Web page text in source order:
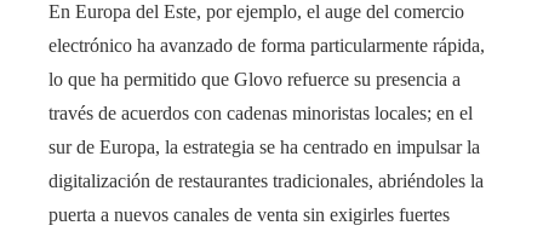
En Europa del Este, por ejemplo, el auge del comercio
electrónico ha avanzado de forma particularmente rápida,
lo que ha permitido que Glovo refuerce su presencia a
través de acuerdos con cadenas minoristas locales; en el
sur de Europa, la estrategia se ha centrado en impulsar la
digitalización de restaurantes tradicionales, abriéndoles la
puerta a nuevos canales de venta sin exigirles fuertes